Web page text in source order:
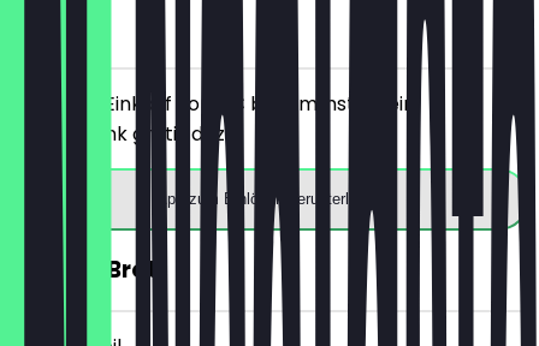
vor Ort
Ab einem Einkauf von 5€ bekommst du ein
Heißgetränk gratis dazu.
App zum Einlösen herunterladen
30% auf Brot